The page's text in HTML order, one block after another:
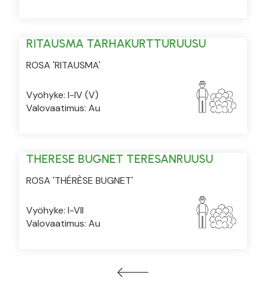
RITAUSMA TARHAKURTTURUUSU
ROSA 'RITAUSMA'
Vyöhyke: I-IV (V)
Valovaatimus: Au
THERESE BUGNET TERESANRUUSU
ROSA 'THÉRÈSE BUGNET'
Vyöhyke: I-VII
Valovaatimus: Au